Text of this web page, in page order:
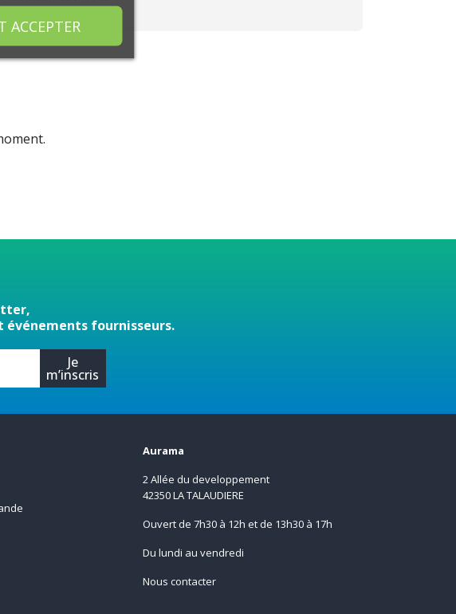
événements fournisseurs.
Je
m’inscris
Aurama
2 Allée du developpement
42350 LA TALAUDIERE
Ouvert de 7h30 à 12h et de 13h30 à 17h
Du lundi au vendredi
Nous contacter
ACCEPTER